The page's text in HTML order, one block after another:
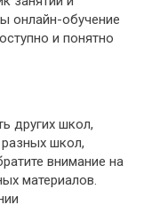
онлайн-обучение
и понятно
других школ,
школ,
внимание на
материалов.